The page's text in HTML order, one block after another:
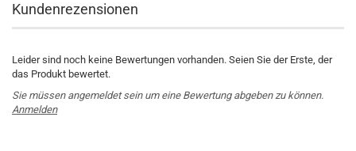
Kundenrezensionen
Leider sind noch keine Bewertungen vorhanden. Seien Sie der Erste, der
das Produkt bewertet.
Sie müssen angemeldet sein um eine Bewertung abgeben zu können.
Anmelden